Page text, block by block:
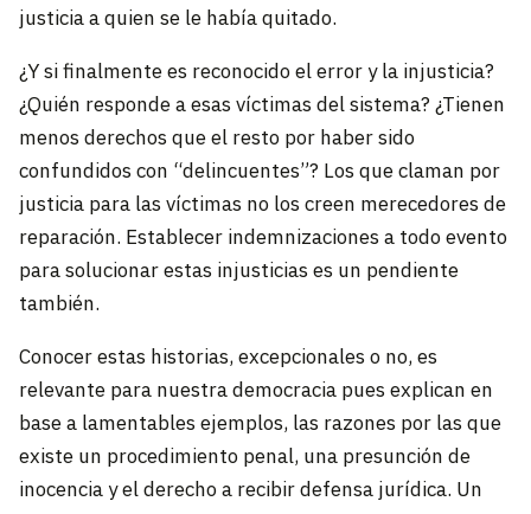
justicia a quien se le había quitado.
¿Y si finalmente es reconocido el error y la injusticia?
¿Quién responde a esas víctimas del sistema? ¿Tienen
menos derechos que el resto por haber sido
confundidos con “delincuentes”? Los que claman por
justicia para las víctimas no los creen merecedores de
reparación. Establecer indemnizaciones a todo evento
para solucionar estas injusticias es un pendiente
también.
Conocer estas historias, excepcionales o no, es
relevante para nuestra democracia pues explican en
base a lamentables ejemplos, las razones por las que
existe un procedimiento penal, una presunción de
inocencia y el derecho a recibir defensa jurídica. Un